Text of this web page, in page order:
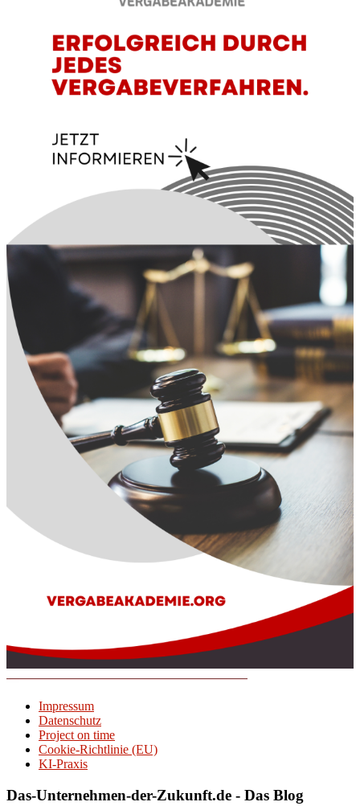
Impressum
Datenschutz
Project on time
Cookie-Richtlinie (EU)
KI-Praxis
Das-Unternehmen-der-Zukunft.de - Das Blog